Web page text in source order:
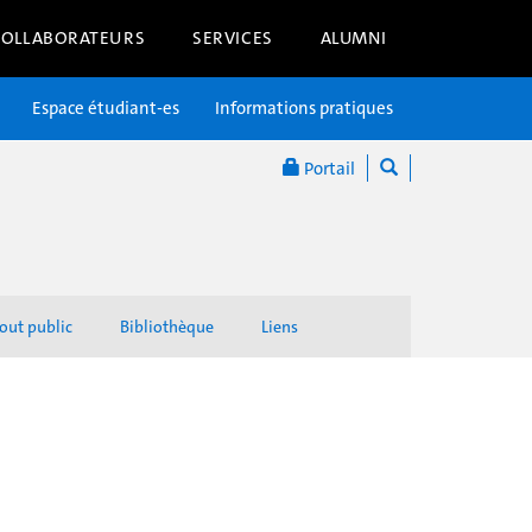
SERVICES ALUMNI
Portail
Espace étudiant-es Informations pratiques
public Bibliothèque Liens